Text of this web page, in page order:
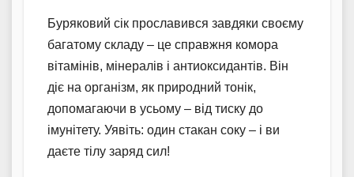
Буряковий сік прославився завдяки своєму
багатому складу – це справжня комора
вітамінів, мінералів і антиоксидантів. Він
діє на організм, як природний тонік,
допомагаючи в усьому – від тиску до
імунітету. Уявіть: один стакан соку – і ви
даєте тілу заряд сил!